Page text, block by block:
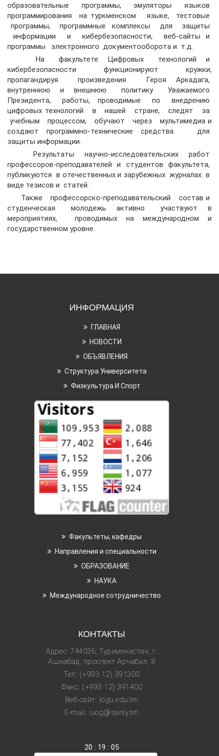
образовательные программы, эмуляторы языков
программирования на туркменском языке, тестовые
программы, программные комплексы для защиты
информации и кибербезопасности, веб-сайты и
программы электронного документооборота и т.д.
На факультете Цифровых технологий и
кибербезопасности функционируют кружки,
пропагандируя произведения Героя Аркадага,
внутреннюю и внешнюю политику Уважаемого
Президента, работы, проводимые по внедрению
цифровых технологий в нашей стране, следят за
учебным процессом, обучают через мультимедиа и
создают программно-технические средства для
защиты информации.
Результаты научно-исследовательских работ
профессоров-преподавателей и студентов факультета,
публикуются в отечественных и зарубежных журналах в
виде тезисов и статей.
Также профессорско-преподавательский состав и
студенческая молодежь активно участвуют в
мероприятиях, проводимых на международном и
государственном уровне.
ИНФОРМАЦИЯ
ГЛАВНАЯ
НОВОСТИ
ОБЪЯВЛЕНИЯ
Структура Университета
Физкультура И Спорт
Факультеты, кафедры
Направления и специальности
ОБРАЗОВАНИЕ
НАУКА
Международное сотрудничество
КОНТАКТЫ
Адрес: 744036, Туркменистан, г.
Ашхабад, проспект Арчабил, 8
Тел: (+993 12) 391300
Факс: (+993 12) 391400
Веб-сайт: iogu.edu.tm
E-mail: iuog@sanly.tm
20 : 19 : 05